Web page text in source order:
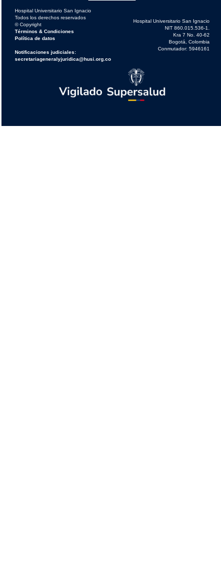
Hospital Universitario San Ignacio
Todos los derechos reservados
© Copyright
Términos & Condiciones
Política de datos
Notificaciones judiciales:
secretariageneralyjuridica@husi.org.co
Hospital Universitario San Ignacio
NIT 860.015.536-1.
Kra 7 No. 40-62
Bogotá, Colombia
Conmutador: 5946161